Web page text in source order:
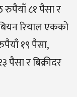
८१ पैसा र
रियाल एकको
१९ पैसा,
र बिक्रीदर